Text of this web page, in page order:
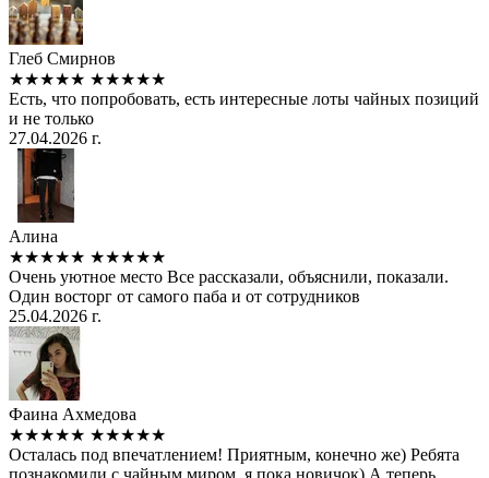
Глеб Смирнов
★★★★★ ★★★★★
Есть, что попробовать, есть интересные лоты чайных позиций
и не только
27.04.2026 г.
Алина
★★★★★ ★★★★★
Очень уютное место Все рассказали, объяснили, показали.
Один восторг от самого паба и от сотрудников
25.04.2026 г.
Фаина Ахмедова
★★★★★ ★★★★★
Осталась под впечатлением! Приятным, конечно же) Ребята
познакомили с чайным миром, я пока новичок) А теперь